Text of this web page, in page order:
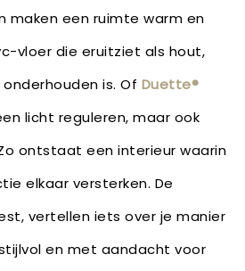
maken een ruimte warm en
vloer die eruitziet als hout,
is. Of Duette®
licht reguleren, maar ook
ontstaat een interieur waarin
elkaar versterken. De
vertellen iets over je manier
en met aandacht voor